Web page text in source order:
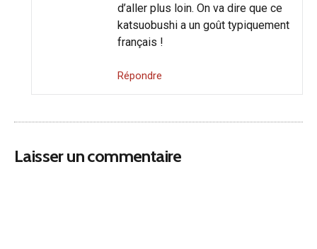
d’aller plus loin. On va dire que ce
katsuobushi a un goût typiquement
français !
Répondre
Laisser un commentaire